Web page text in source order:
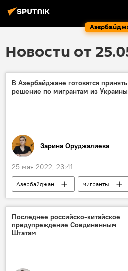
Новости от
В Азербайджане готовятся принять
решение по мигрантам из Украины
Зарина Оруджалиева
25 мая 2022, 23:41
Азербайджан мигранты
ЖИЗНЬ
Азер Аллахверанов
решение
Последнее российско-китайское
предупреждение Соединенным
Штатам